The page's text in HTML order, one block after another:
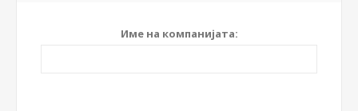
Име на компанијата: